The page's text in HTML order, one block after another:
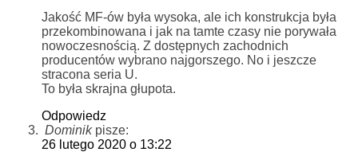
Jakość MF-ów była wysoka, ale ich konstrukcja była
przekombinowana i jak na tamte czasy nie porywała
nowoczesnością. Z dostępnych zachodnich
producentów wybrano najgorszego. No i jeszcze
stracona seria U.
To była skrajna głupota.
Odpowiedz
Dominik pisze:
26 lutego 2020 o 13:22